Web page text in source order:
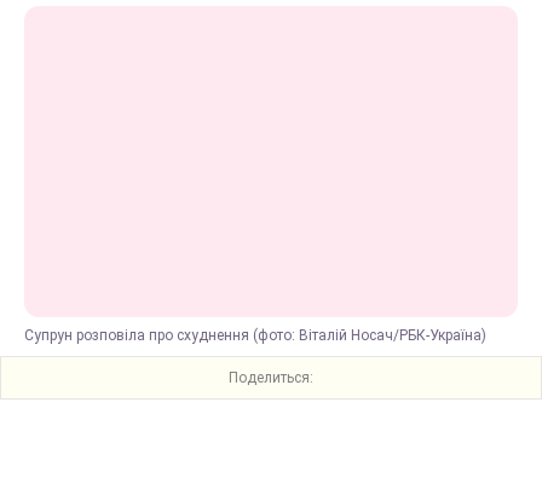
Супрун розповіла про схуднення (фото: Віталій Носач/РБК-Україна)
Поделиться: